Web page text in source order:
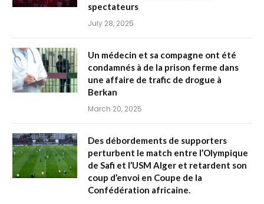
spectateurs
July 28, 2025
Un médecin et sa compagne ont été
condamnés à de la prison ferme dans
une affaire de trafic de drogue à
Berkan
March 20, 2025
Des débordements de supporters
perturbent le match entre l’Olympique
de Safi et l’USM Alger et retardent son
coup d’envoi en Coupe de la
Confédération africaine.